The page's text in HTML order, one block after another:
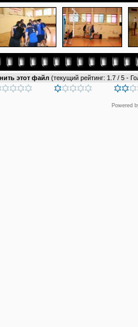
этот файл (текущий рейтинг: 1.7 / 5 -
Powered